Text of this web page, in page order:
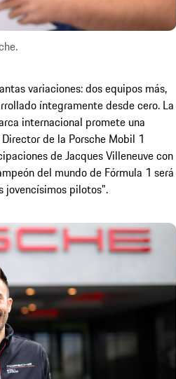
variaciones: dos equipos más,
íntegramente desde cero. La
internacional promete una
de la Porsche Mobil 1
de Jacques Villeneuve con
del mundo de Fórmula 1 será
jovencísimos pilotos".